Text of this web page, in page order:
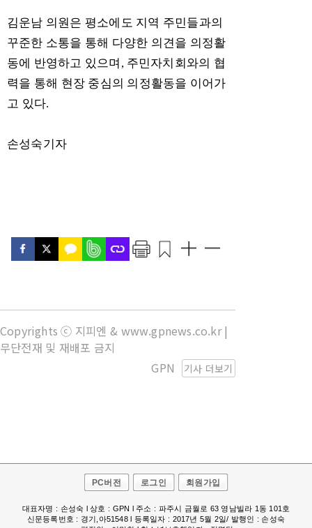
김운남 의원은 평소에도 지역 주민들과의
꾸준한 소통을 통해 다양한 의견을 의정활
동에 반영하고 있으며 , 주민자치회와의 협
력을 통해 현장 중심의 의정활동을 이어가
고 있다.
손성숙기자
Copyrights ⓒ 지피엔 & www.gpnews.co.kr |
무단전재 및 재배포 금지
기사 더보기
GPN
PC버전 로그인 회원가입
대표자명 : 손성숙 l 상호 : GPN l 주소 : 파주시 금월로 63 영남빌라 1동 101호
신문등록번호 : 경기,아51548 l 등록일자 : 2017년 5월 2일/ 발행인 : 손성숙